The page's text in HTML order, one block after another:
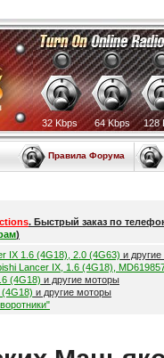
32 Kbps 64 Kbps 128
Правила Форума
. Быстрый заказ по
)
IX 1.6 (4G18), 2.0 (4G63) и
Lancer IX, 1.6 (4G18),
(4G18) и другие моторы
(4G18) и другие моторы